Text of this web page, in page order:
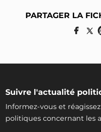
PARTAGER LA
Suivre l'actualité
Informez-vous et
politiques concernant les